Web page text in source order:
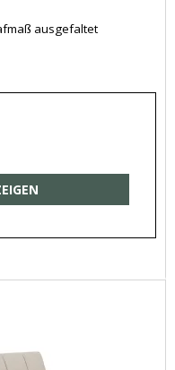
ausgefaltet